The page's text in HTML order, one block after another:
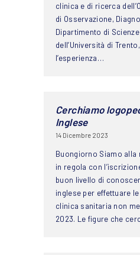
clinica e di ricerca
di Osservazione,
Dipartimento di
dell’Università di
l’esperienza…
Cerchiamo
Inglese
14 Dicembre 2023
Buongiorno Siamo
in regola con
buon livello di
inglese per effettuare
clinica sanitaria non
2023. Le figure che